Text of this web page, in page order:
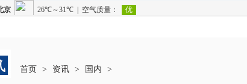
首页 > 资讯 > 国内 >